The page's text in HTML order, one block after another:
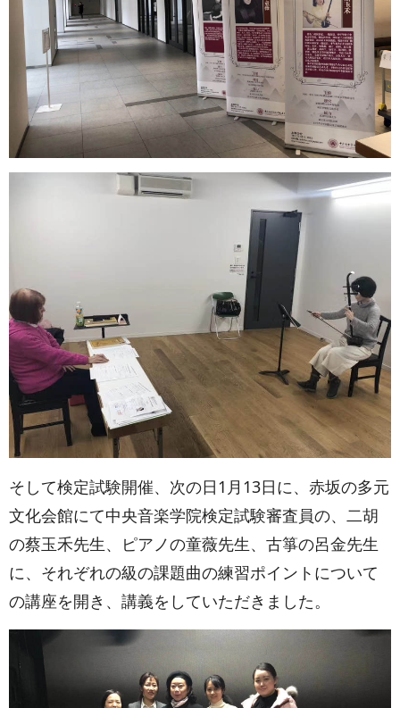
そして検定試験開催、次の日1 月 13日に、赤坂の多元
文化会館にて中央音楽学院検定試験審査員の、二胡
の蔡玉禾先生、ピアノの童薇先生、古箏の呂金先生
に、それぞれの級の課題曲の練習ポイントについて
の講座を開き、講義をしていただきました。